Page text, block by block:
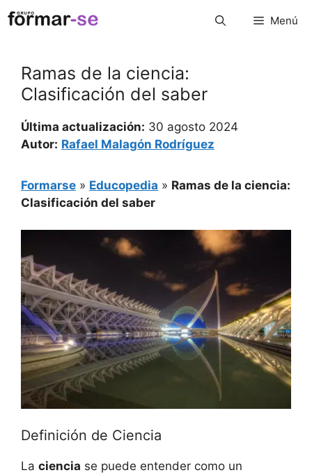
Saltar
al
Menú
Ramas de la ciencia:
Clasificación del saber
Última actualización: 30 agosto 2024
Autor: Rafael Malagón Rodríguez
Formarse » Educopedia » Ramas de la ciencia:
Clasificación del saber
Definición de Ciencia
La ciencia se puede entender como un